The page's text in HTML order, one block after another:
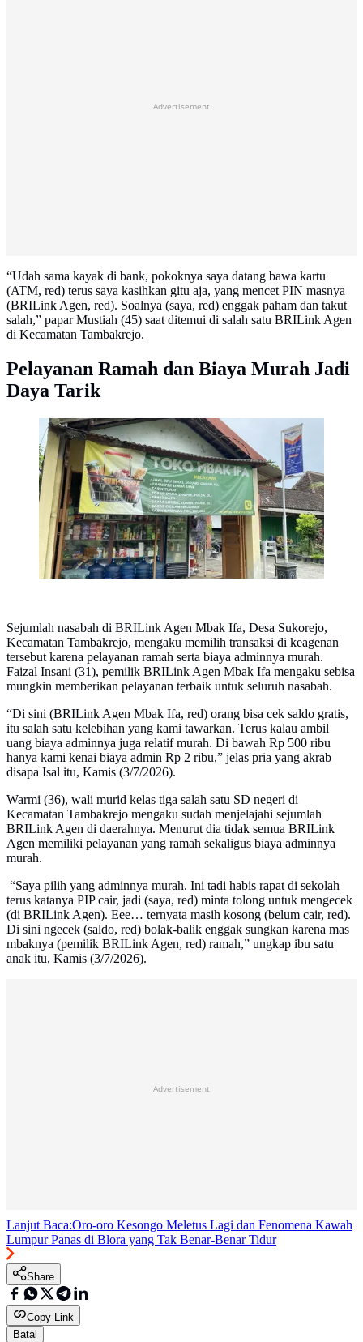
Advertisement
“Udah sama kayak di bank, pokoknya saya datang bawa kartu
(ATM, red) terus saya kasihkan gitu aja, yang mencet PIN masnya
(BRILink Agen, red). Soalnya (saya, red) enggak paham dan takut
salah,” papar Mustiah (45) saat ditemui di salah satu BRILink Agen
di Kecamatan Tambakrejo.
Pelayanan Ramah dan Biaya Murah Jadi
Daya Tarik
Pasutri milenial asal Bojonegoro jadi Agen BRILink
(Liputan6.com/Rizka Nur Laily Muallifa)
Sejumlah nasabah di BRILink Agen Mbak Ifa, Desa Sukorejo,
Kecamatan Tambakrejo, mengaku memilih transaksi di keagenan
tersebut karena pelayanan ramah serta biaya adminnya murah.
Faizal Insani (31), pemilik BRILink Agen Mbak Ifa mengaku sebisa
mungkin memberikan pelayanan terbaik untuk seluruh nasabah.
“Di sini (BRILink Agen Mbak Ifa, red) orang bisa cek saldo gratis,
itu salah satu kelebihan yang kami tawarkan. Terus kalau ambil
uang biaya adminnya juga relatif murah. Di bawah Rp 500 ribu
hanya kami kenai biaya admin Rp 2 ribu,” jelas pria yang akrab
disapa Isal itu, Kamis (3/7/2026).
Warmi (36), wali murid kelas tiga salah satu SD negeri di
Kecamatan Tambakrejo mengaku sudah menjelajahi sejumlah
BRILink Agen di daerahnya. Menurut dia tidak semua BRILink
Agen memiliki pelayanan yang ramah sekaligus biaya adminnya
murah.
“Saya pilih yang adminnya murah. Ini tadi habis rapat di sekolah
terus katanya PIP cair, jadi (saya, red) minta tolong untuk mengecek
(di BRILink Agen). Eee… ternyata masih kosong (belum cair, red).
Di sini ngecek (saldo, red) bolak-balik enggak sungkan karena mas
mbaknya (pemilik BRILink Agen, red) ramah,” ungkap ibu satu
anak itu, Kamis (3/7/2026).
Advertisement
Lanjut Baca:Oro-oro Kesongo Meletus Lagi dan Fenomena Kawah
Lumpur Panas di Blora yang Tak Benar-Benar Tidur
Share
Copy Link
Batal